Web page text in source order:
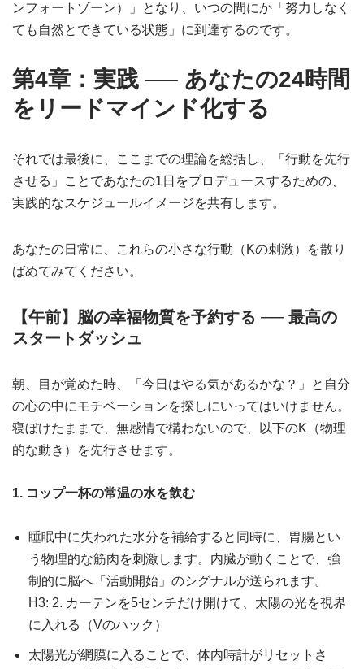
ンフォートゾーン）」となり、いつの間にか「努力しなく
ても自然とできている状態」に到達するのです。
第4章：実践 ── あなたの24時間
をリードマインド化する
それでは最後に、ここまでの理論を総括し、「行動を先行
させる」ことであなたの1日をプロデュースするための、
実践的なスケジュールイメージを共有します。
あなたの日常に、これらの小さな行動（Kの刺激）を散り
ばめてみてください。
【午前】脳の幸福物質を予約する ── 最高の
スタートダッシュ
朝、目が覚めた時、「今日はやる気があるかな？」と自分
の心の中にモチベーションを探しにいってはいけません。
寝ぼけたままで、無感情で構わないので、以下のK（物理
的な動き）を先行させます。
1. コップ一杯の常温の水を飲む
睡眠中に失われた水分を補給すると同時に、胃腸とい
う物理的な筋肉を刺激します。内臓が動くことで、強
制的に脳へ「活動開始」のシグナルが送られます。
H3: 2. カーテンを5センチだけ開けて、太陽の光を視界
に入れる（Vのハック）
太陽光が網膜に入ることで、体内時計がリセットさ